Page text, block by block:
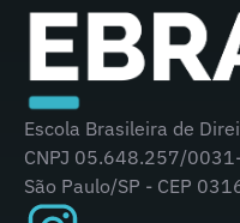
Escola Brasileira de
CNPJ 05.648.257/
São Paulo/SP - CEP